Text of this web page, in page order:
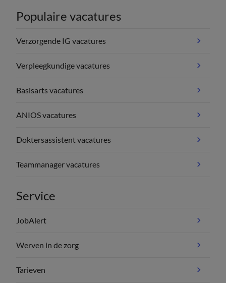
Populaire vacatures
Verzorgende IG vacatures
Verpleegkundige vacatures
Basisarts vacatures
ANIOS vacatures
Doktersassistent vacatures
Teammanager vacatures
Service
JobAlert
Werven in de zorg
Tarieven